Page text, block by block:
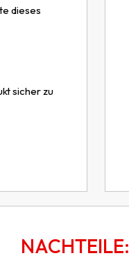
dieses
sicher zu
NACHTEILE: